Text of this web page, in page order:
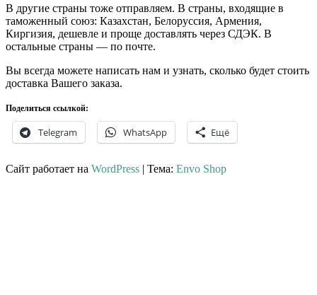
В другие страны тоже отправляем. В страны, входящие в
таможенный союз: Казахстан, Белоруссия, Армения,
Киргизия, дешевле и проще доставлять через СДЭК. В
остальные страны — по почте.
Вы всегда можете написать нам и узнать, сколько будет стоить
доставка Вашего заказа.
Поделиться ссылкой:
Telegram WhatsApp Ещё
Сайт работает на WordPress | Тема: Envo Shop